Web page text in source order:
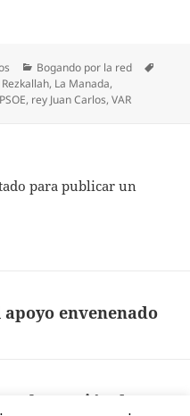
Categorías
Bogando por la red
Rezkallah, La Manada,
PSOE, rey Juan Carlos,VAR
para publicar un
envenenado
exhumación de